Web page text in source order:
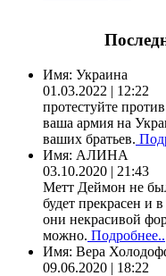
Имя: Украина
01.03.2022 | 12:22
протестуйте
ваша армия на
ваших братьев.
Имя: АЛИНА
03.10.2020 | 21:43
Метт Деймон не
будет прекрасен и
они некрасивой
можно. Подробнее..
Имя: Вера
09.06.2020 | 18:22